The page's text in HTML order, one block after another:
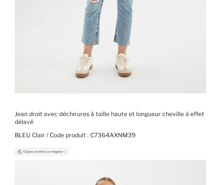
Jean droit avec déchirures à taille haute et longueur cheville à effet
délavé
BLEU Clair / Code produit : C7364AXNM39